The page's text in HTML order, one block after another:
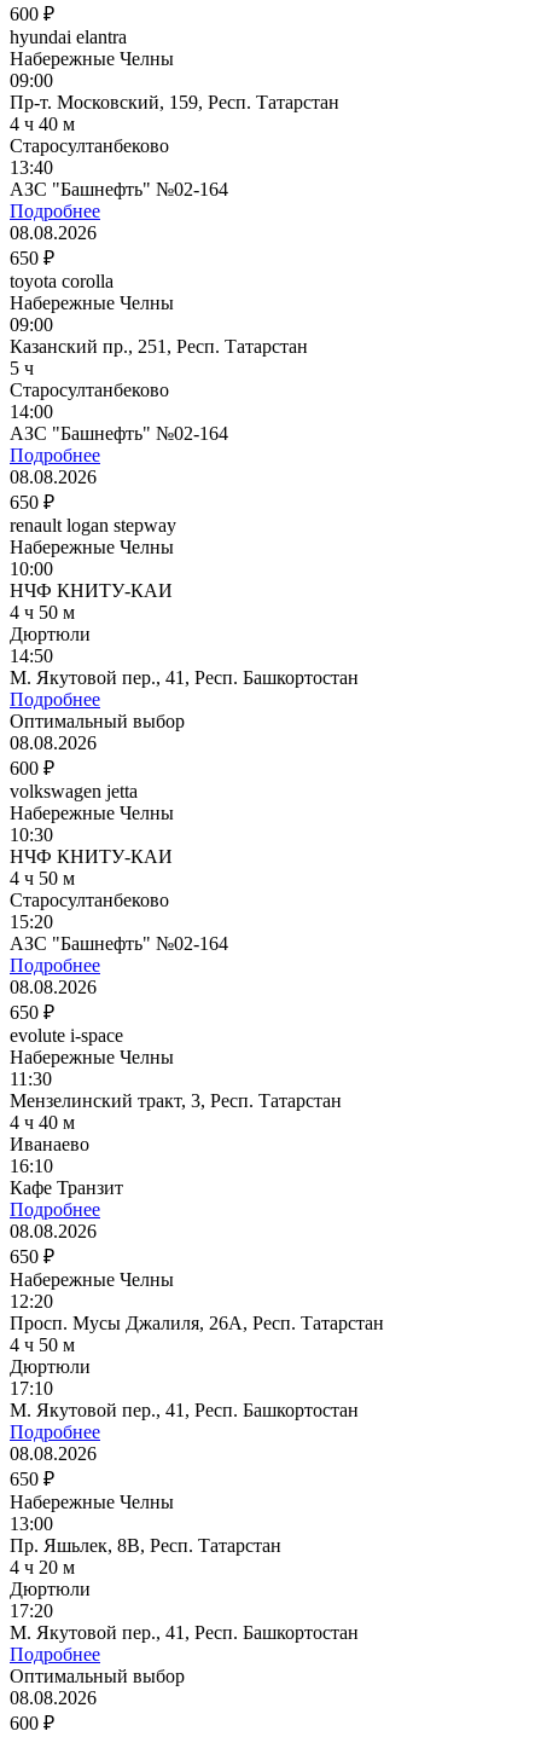
600 ₽
hyundai elantra
Набережные Челны
09:00
Пр-т. Московский, 159, Респ. Татарстан
4 ч 40 м
Старосултанбеково
13:40
АЗС "Башнефть" №02-164
Подробнее
08.08.2026
650 ₽
toyota corolla
Набережные Челны
09:00
Казанский пр., 251, Респ. Татарстан
5 ч
Старосултанбеково
14:00
АЗС "Башнефть" №02-164
Подробнее
08.08.2026
650 ₽
renault logan stepway
Набережные Челны
10:00
НЧФ КНИТУ-КАИ
4 ч 50 м
Дюртюли
14:50
М. Якутовой пер., 41, Респ. Башкортостан
Подробнее
Оптимальный выбор
08.08.2026
600 ₽
volkswagen jetta
Набережные Челны
10:30
НЧФ КНИТУ-КАИ
4 ч 50 м
Старосултанбеково
15:20
АЗС "Башнефть" №02-164
Подробнее
08.08.2026
650 ₽
evolute i-space
Набережные Челны
11:30
Мензелинский тракт, 3, Респ. Татарстан
4 ч 40 м
Иванаево
16:10
Кафе Транзит
Подробнее
08.08.2026
650 ₽
Набережные Челны
12:20
Просп. Мусы Джалиля, 26А, Респ. Татарстан
4 ч 50 м
Дюртюли
17:10
М. Якутовой пер., 41, Респ. Башкортостан
Подробнее
08.08.2026
650 ₽
Набережные Челны
13:00
Пр. Яшьлек, 8В, Респ. Татарстан
4 ч 20 м
Дюртюли
17:20
М. Якутовой пер., 41, Респ. Башкортостан
Подробнее
Оптимальный выбор
08.08.2026
600 ₽